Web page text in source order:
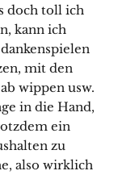
doch toll ich
kann ich
mit den
wippen usw.
in die Hand,
ein
zu
also wirklich